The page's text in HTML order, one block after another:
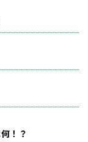
！？